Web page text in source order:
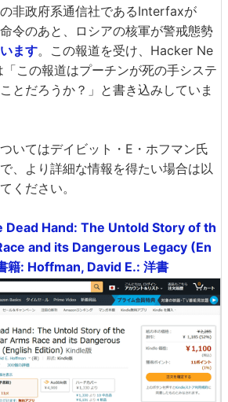
非政府系通信社であるInterfaxが
令のあと、ロシアの核軍が警戒態勢
ます。この報道を受け、Hacker Ne
この報道はプーチンが死の手システ
とだろうか？」と書き込みしていま
いてはデイビット・E・ホフマン氏
、より詳細な情報を得たい場合は以
ください。
Hand: The Untold Story of th
and its Dangerous Legacy (En
籍: Hoffman, David E.: 洋書